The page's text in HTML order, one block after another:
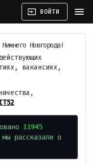
input ВОЙТИ menu
Новгорода!
вакансиях,
11945
рассказали о